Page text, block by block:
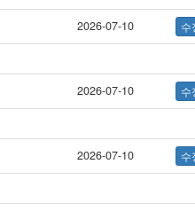
2026-07-10
2026-07-10
2026-07-10